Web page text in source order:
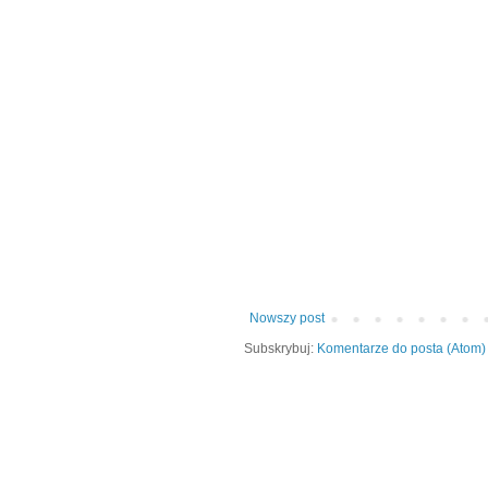
Nowszy post
Subskrybuj: Komentarze do posta (Atom)